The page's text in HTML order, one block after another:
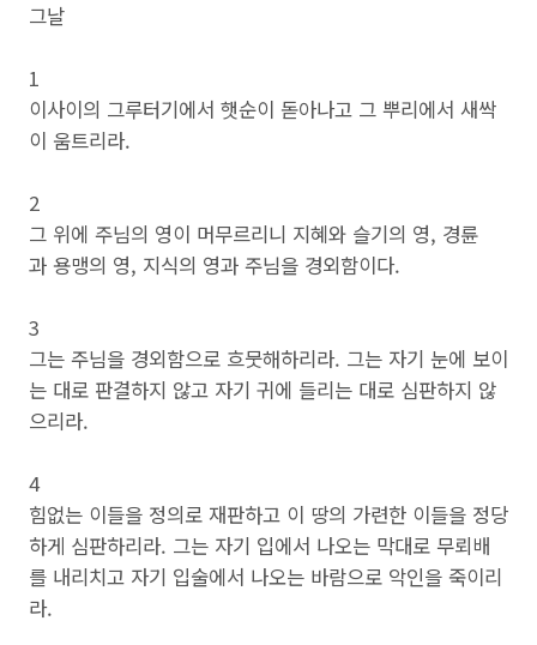
그날
1
이사이의 그루터기에서 햇순이 돋아나고 그 뿌리에서 새싹
이 움트리라.
2
그 위에 주님의 영이 머무르리니 지혜와 슬기의 영, 경륜
과 용맹의 영, 지식의 영과 주님을 경외함이다.
3
그는 주님을 경외함으로 흐뭇해하리라. 그는 자기 눈에 보이
는 대로 판결하지 않고 자기 귀에 들리는 대로 심판하지 않
으리라.
4
힘없는 이들을 정의로 재판하고 이 땅의 가련한 이들을 정당
하게 심판하리라. 그는 자기 입에서 나오는 막대로 무뢰배
를 내리치고 자기 입술에서 나오는 바람으로 악인을 죽이리
라.